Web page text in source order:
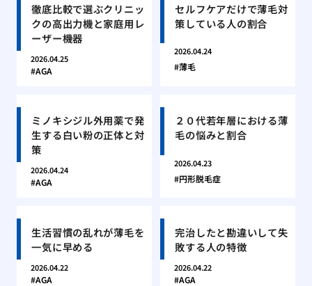
徹底比較で選ぶクリニッ
クの高出力機と家庭用レ
ーザー機器
2026.04.25
AGA
セルフケアだけで薄毛対
策している人の割合
2026.04.24
薄毛
ミノキシジル外用薬で発
生する白い粉の正体と対
策
2026.04.24
AGA
２０代若年層における薄
毛の悩みと割合
2026.04.23
円形脱毛症
生活習慣の乱れが薄毛を
一気に早める
2026.04.22
AGA
完治したと勘違いして失
敗する人の特徴
2026.04.22
AGA